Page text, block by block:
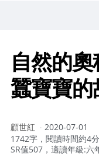
自然的
蠶寶寶的
作
者：
顧世紅
2020-07-01
1742字，閱讀時間約4
SR值507，適讀年級:六